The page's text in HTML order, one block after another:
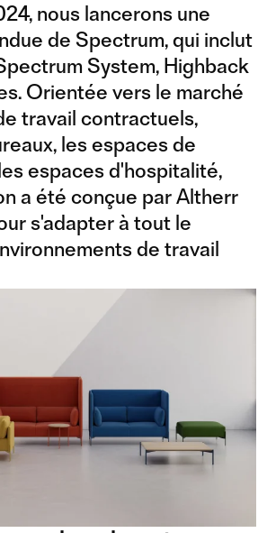
nous lancerons une
de Spectrum, qui inclut
System, Highback
Orientée vers le marché
travail contractuels,
les espaces de
espaces d'hospitalité,
a été conçue par Altherr
s'adapter à tout le
de travail